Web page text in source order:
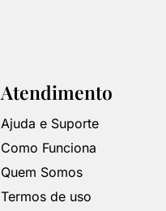
Atendimento
Ajuda e Suporte
Como Funciona
Quem Somos
Termos de uso